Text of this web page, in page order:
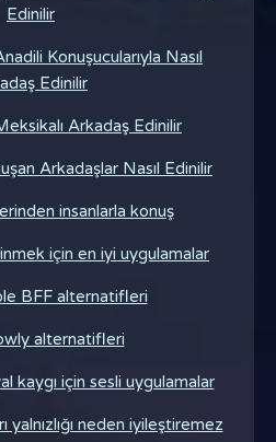
Edinilir
Konuşucularıyla Nasıl
Edinilir
Arkadaş Edinilir
Arkadaşlar Nasıl Edinilir
insanlarla konuş
için en iyi uygulamalar
BFF alternatifleri
alternatifleri
kaygı için sesli uygulamalar
yalnızlığı neden iyileştiremez